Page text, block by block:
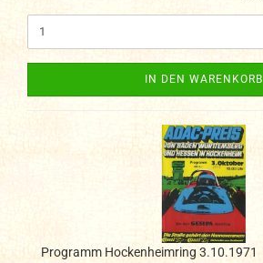
IN DEN WARENKORB
Programm Hockenheimring 3.10.1971